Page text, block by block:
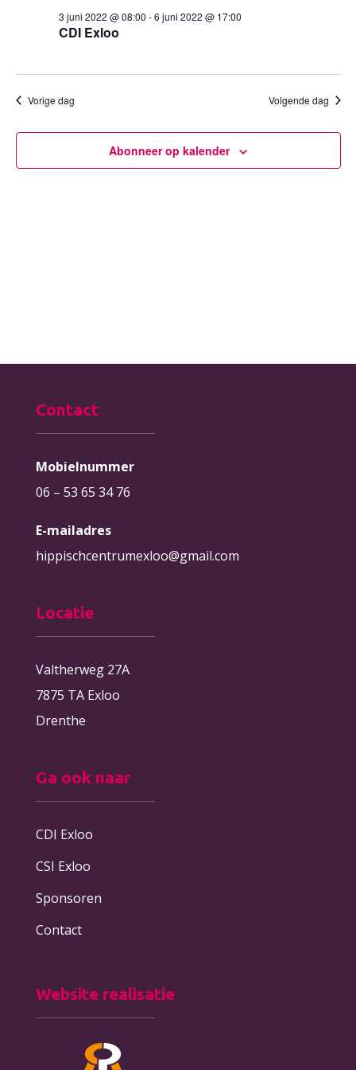
CDI Exloo
3 juni 2022 @ 08:00 -6 juni 2022 @ 17:00
Vorige dag Volgende dag
Abonneer op kalender
Contact
Mobielnummer
06 – 53 65 34 76
E-mailadres
hippischcentrumexloo@gmail.com
Locatie
Valtherweg 27A
7875 TA Exloo
Drenthe
Ga ook naar
CDI Exloo
CSI Exloo
Sponsoren
Contact
Website realisatie